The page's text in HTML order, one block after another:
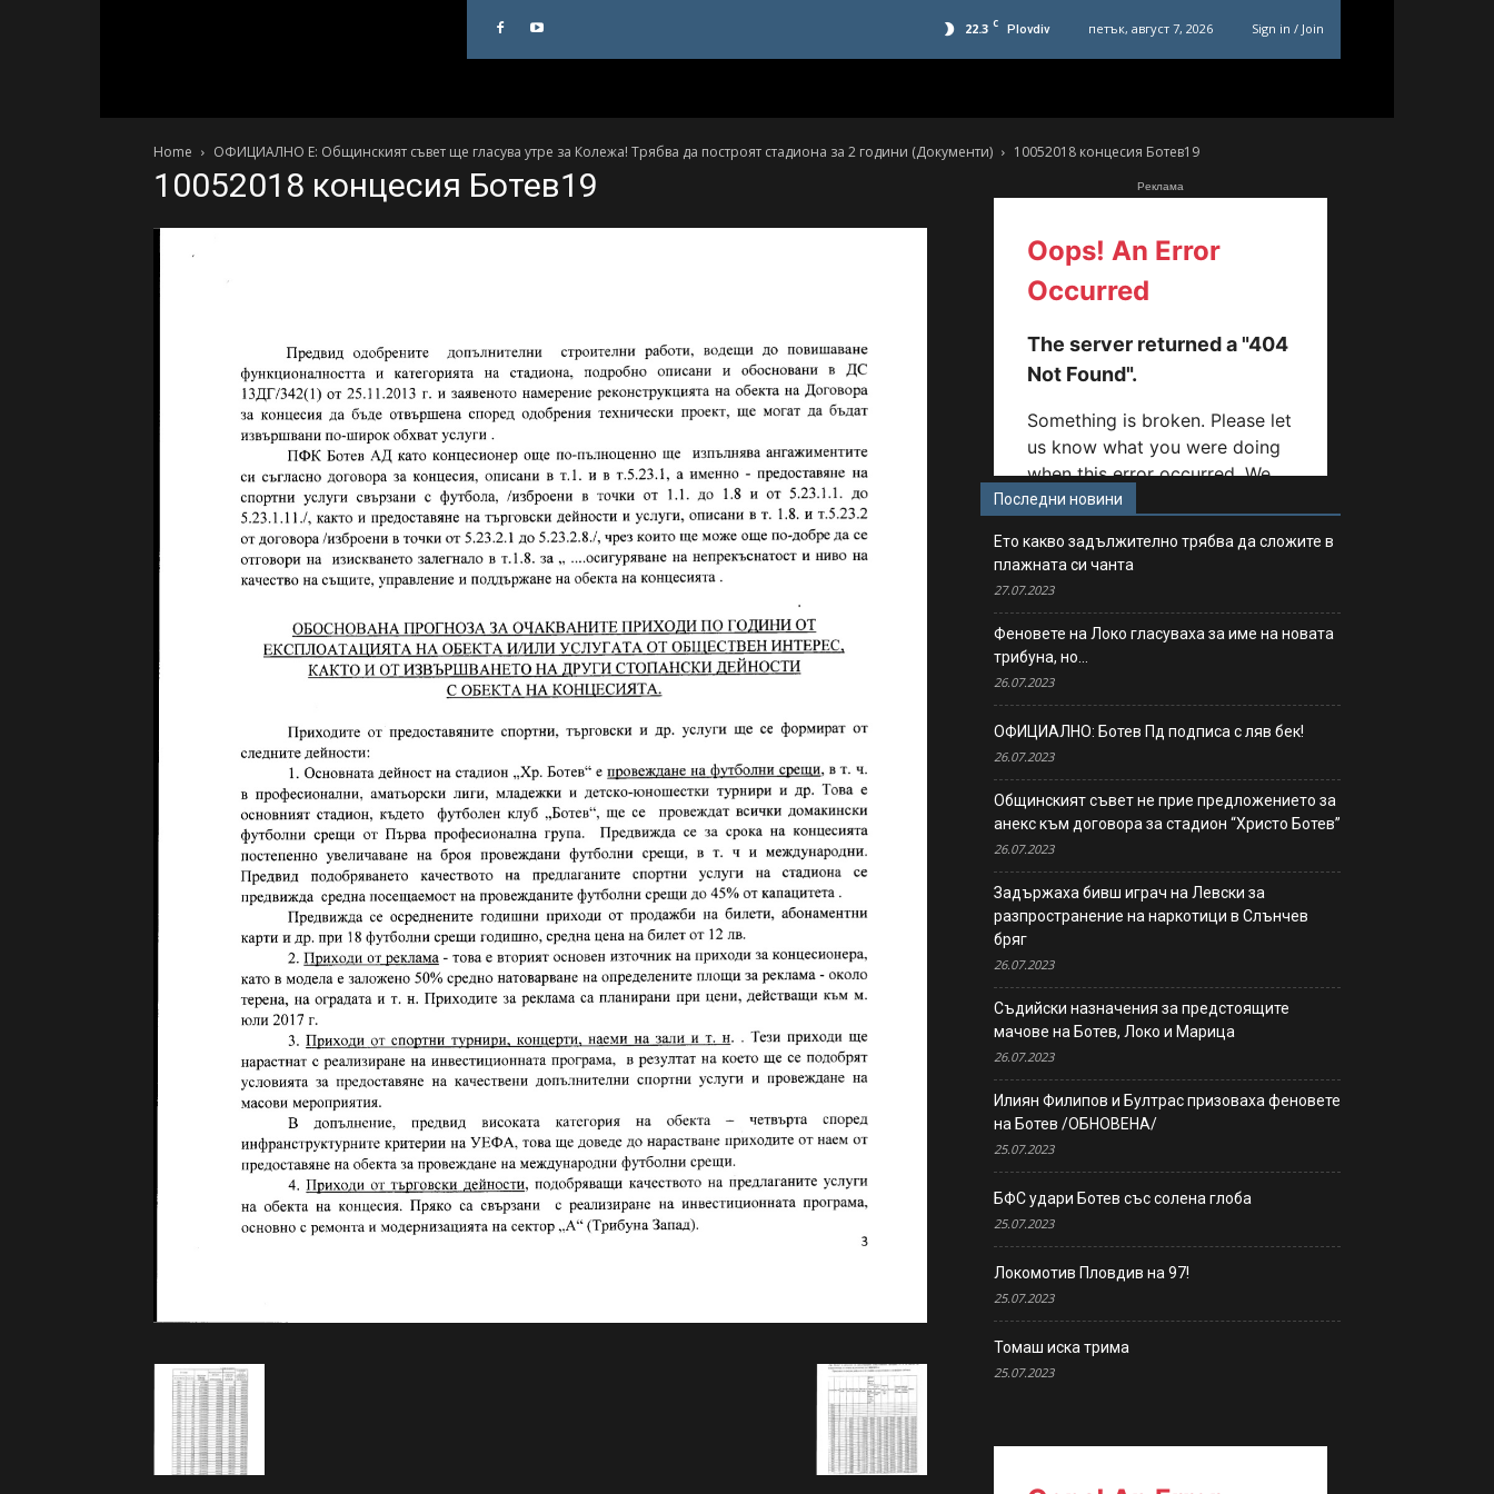
22.3 C Plovdiv петък, август 7, 2026 Sign in / Join
Home ОФИЦИАЛНО Е: Общинският съвет ще гласува утре за Колежа! Трябва да построят стадиона за 2 години (Документи) 10052018 концесия Ботев19
10052018 концесия Ботев19 Реклама
Последни новини
Ето какво задължително трябва да сложите в
плажната си чанта
27.07.2023
Феновете на Локо гласуваха за име на новата
трибуна, но…
26.07.2023
ОФИЦИАЛНО: Ботев Пд подписа с ляв бек!
26.07.2023
Общинският съвет не прие предложението за
анекс към договора за стадион “Христо Ботев”
26.07.2023
Задържаха бивш играч на Левски за
разпространение на наркотици в Слънчев
бряг
26.07.2023
Съдийски назначения за предстоящите
мачове на Ботев, Локо и Марица
26.07.2023
Илиян Филипов и Бултрас призоваха феновете
на Ботев /ОБНОВЕНА/
25.07.2023
БФС удари Ботев със солена глоба
25.07.2023
Локомотив Пловдив на 97!
25.07.2023
Томаш иска трима
25.07.2023